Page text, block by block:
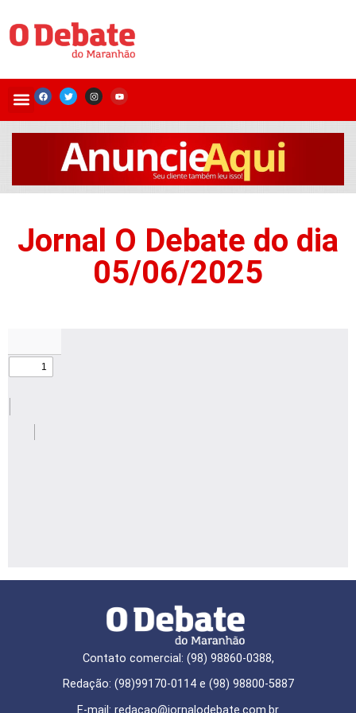
Jornal O Debate do dia
05/06/2025
Contato comercial: (98) 98860-0388,
Redação: (98)99170-0114 e (98) 98800-5887
E-mail: redaçao@jornalodebate.com.br